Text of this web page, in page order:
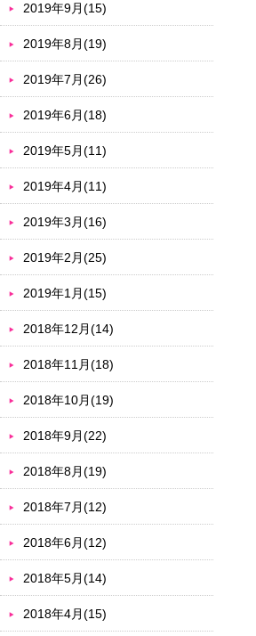
2019年9月(15)
2019年8月(19)
2019年7月(26)
2019年6月(18)
2019年5月(11)
2019年4月(11)
2019年3月(16)
2019年2月(25)
2019年1月(15)
2018年12月(14)
2018年11月(18)
2018年10月(19)
2018年9月(22)
2018年8月(19)
2018年7月(12)
2018年6月(12)
2018年5月(14)
2018年4月(15)